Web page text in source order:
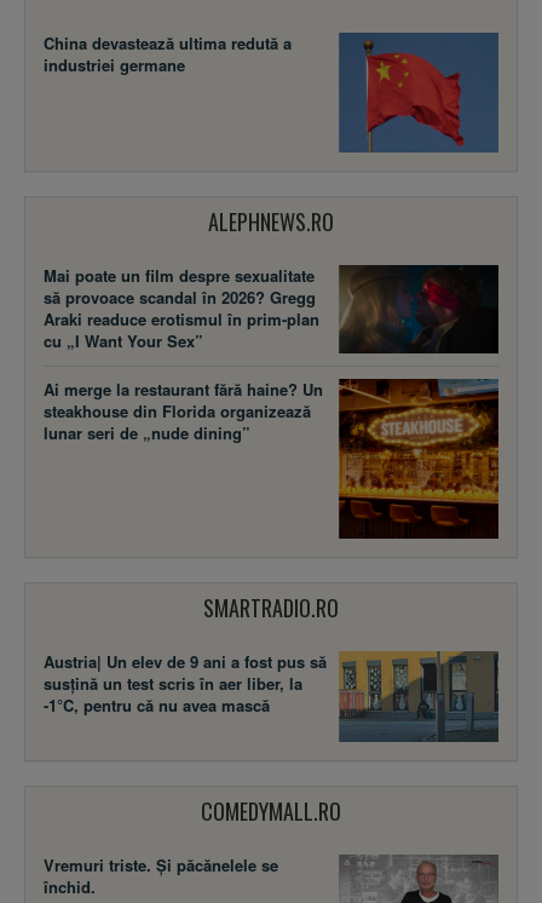
China devastează ultima redută a
industriei germane
ALEPHNEWS.RO
Mai poate un film despre sexualitate
să provoace scandal în 2026? Gregg
Araki readuce erotismul în prim-plan
cu „I Want Your Sex”
Ai merge la restaurant fără haine? Un
steakhouse din Florida organizează
lunar seri de „nude dining”
SMARTRADIO.RO
Austria| Un elev de 9 ani a fost pus să
susţină un test scris în aer liber, la
-1°C, pentru că nu avea mască
COMEDYMALL.RO
Vremuri triste. Şi păcănelele se
închid.